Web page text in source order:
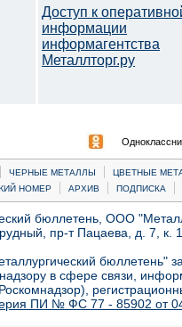
Доступ к
информации
информагентства
Металлторг.ру
| ЧЕРНЫЕ МЕТАЛЛЫ |
ЦВЕТНЫЕ
НОМЕР | АРХИВ | ПОДПИСКА |
бюллетень, ООО
пр-т Пацаева, д. 7,
бюллетень"
в сфере связи,
ПИ № ФС 77 - 85902 от 04